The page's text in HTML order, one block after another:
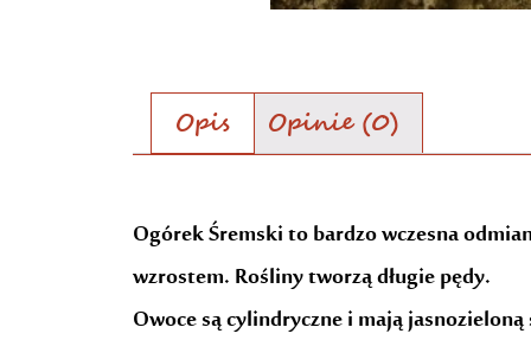
Opis Opinie (0)
Ogórek Śremski to bardzo wczesna
wzrostem. Rośliny tworzą długie pędy.
Owoce są cylindryczne i mają